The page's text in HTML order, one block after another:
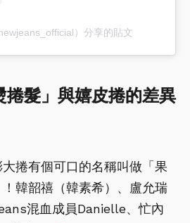
）分享的貼文
捲髮」與嬉皮捲的差異
捲有個可口的名稱叫做「果
韓韶禧（韓素希）、盧允瑞
混血成員Danielle、忙內